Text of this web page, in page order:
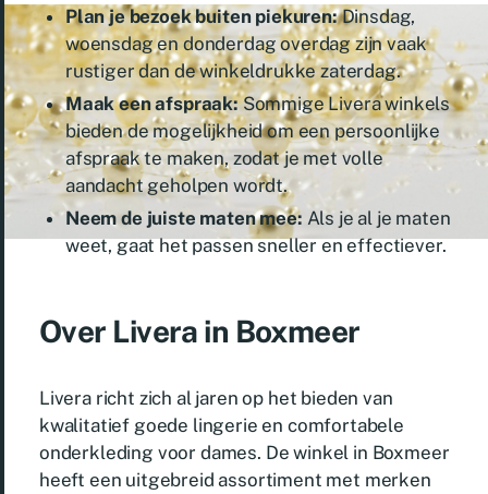
Plan je bezoek buiten piekuren:Dinsdag,
woensdag en donderdag overdag zijn vaak
rustiger dan de winkeldrukke zaterdag.
Maak een afspraak:Sommige Livera winkels
bieden de mogelijkheid om een persoonlijke
afspraak te maken, zodat je met volle
aandacht geholpen wordt.
Neem de juiste maten mee: Als je al je maten
weet, gaat het passen sneller en effectiever.
Over Livera in Boxmeer
Livera richt zich al jaren op het bieden van
kwalitatief goede lingerie en comfortabele
onderkleding voor dames. De winkel in Boxmeer
heeft een uitgebreid assortiment met merken